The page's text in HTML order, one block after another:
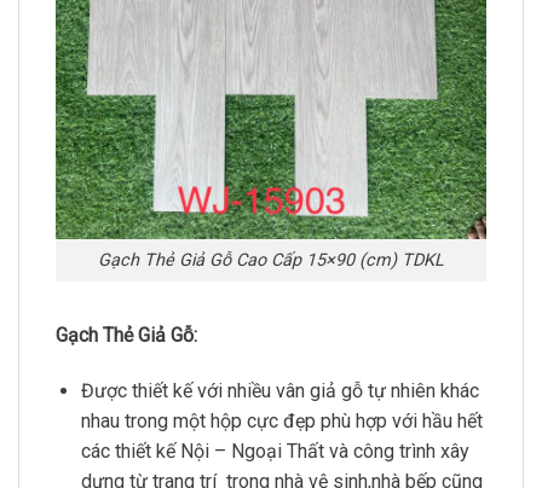
Gạch Thẻ Giả Gỗ Cao Cấp 15×90 (cm) TDKL
Gạch Thẻ Giả Gỗ:
Được thiết kế với nhiều vân giả gỗ tự nhiên khác
nhau trong một hộp cực đẹp phù hợp với hầu hết
các thiết kế Nội – Ngoại Thất và công trình xây
dựng từ trang trí trong nhà vệ sinh,nhà bếp cũng